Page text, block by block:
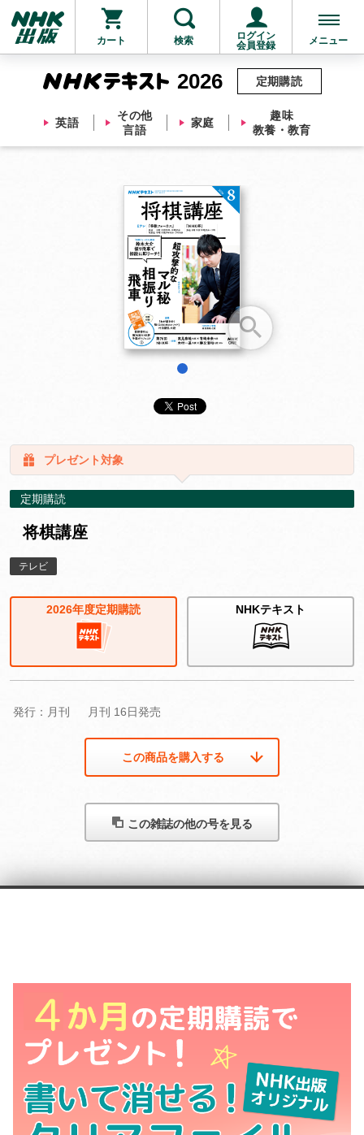
カート 検索
ログイン
会員登録
メニュー
2026
英語
その他
言語
家庭
趣味
教養・教育
定期購読
他にも商品を買う
プレゼント対象
定期購読
将棋講座
テレビ
2026年度定期購読 NHKテキスト
発行：月刊 月刊 16日発売
この商品を購入する
この雑誌の他の号を見る